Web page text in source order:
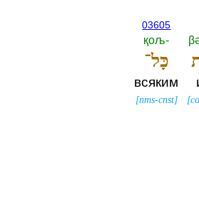
[
03605
қољ-‎
כָּל־
всяким
[nms-cnst]